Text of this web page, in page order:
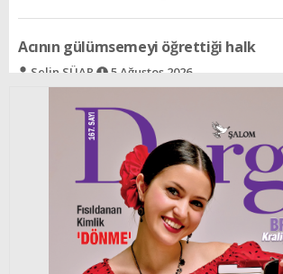
Ree - Bir şeyden dolayı
Rav İzak ALALUF 5 Ağustos 2026
Cengiz Han´ın izinden bir çift yeşil göze
5 Ağustos 2026
Bir Spielberg kurgusu ardından
Elda SASUN 5 Ağustos 2026